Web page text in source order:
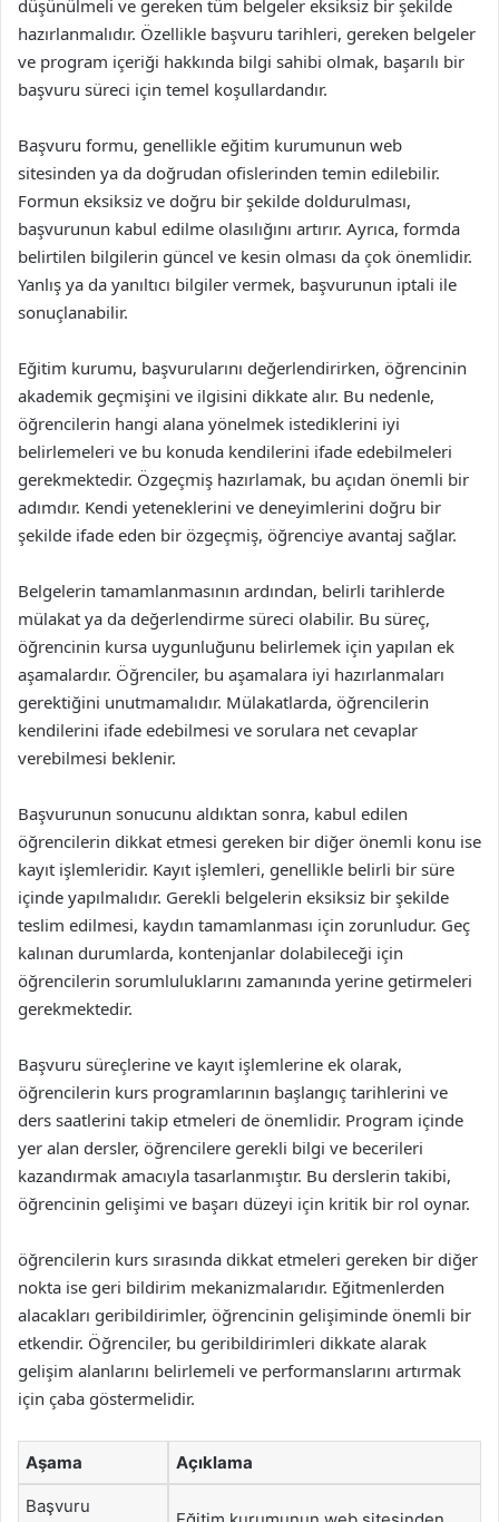
düşünülmeli ve gereken tüm belgeler eksiksiz bir şekilde
hazırlanmalıdır. Özellikle başvuru tarihleri, gereken belgeler
ve program içeriği hakkında bilgi sahibi olmak, başarılı bir
başvuru süreci için temel koşullardandır.
Başvuru formu, genellikle eğitim kurumunun web
sitesinden ya da doğrudan ofislerinden temin edilebilir.
Formun eksiksiz ve doğru bir şekilde doldurulması,
başvurunun kabul edilme olasılığını artırır. Ayrıca, formda
belirtilen bilgilerin güncel ve kesin olması da çok önemlidir.
Yanlış ya da yanıltıcı bilgiler vermek, başvurunun iptali ile
sonuçlanabilir.
Eğitim kurumu, başvurularını değerlendirirken, öğrencinin
akademik geçmişini ve ilgisini dikkate alır. Bu nedenle,
öğrencilerin hangi alana yönelmek istediklerini iyi
belirlemeleri ve bu konuda kendilerini ifade edebilmeleri
gerekmektedir. Özgeçmiş hazırlamak, bu açıdan önemli bir
adımdır. Kendi yeteneklerini ve deneyimlerini doğru bir
şekilde ifade eden bir özgeçmiş, öğrenciye avantaj sağlar.
Belgelerin tamamlanmasının ardından, belirli tarihlerde
mülakat ya da değerlendirme süreci olabilir. Bu süreç,
öğrencinin kursa uygunluğunu belirlemek için yapılan ek
aşamalardır. Öğrenciler, bu aşamalara iyi hazırlanmaları
gerektiğini unutmamalıdır. Mülakatlarda, öğrencilerin
kendilerini ifade edebilmesi ve sorulara net cevaplar
verebilmesi beklenir.
Başvurunun sonucunu aldıktan sonra, kabul edilen
öğrencilerin dikkat etmesi gereken bir diğer önemli konu ise
kayıt işlemleridir. Kayıt işlemleri, genellikle belirli bir süre
içinde yapılmalıdır. Gerekli belgelerin eksiksiz bir şekilde
teslim edilmesi, kaydın tamamlanması için zorunludur. Geç
kalınan durumlarda, kontenjanlar dolabileceği için
öğrencilerin sorumluluklarını zamanında yerine getirmeleri
gerekmektedir.
Başvuru süreçlerine ve kayıt işlemlerine ek olarak,
öğrencilerin kurs programlarının başlangıç tarihlerini ve
ders saatlerini takip etmeleri de önemlidir. Program içinde
yer alan dersler, öğrencilere gerekli bilgi ve becerileri
kazandırmak amacıyla tasarlanmıştır. Bu derslerin takibi,
öğrencinin gelişimi ve başarı düzeyi için kritik bir rol oynar.
öğrencilerin kurs sırasında dikkat etmeleri gereken bir diğer
nokta ise geri bildirim mekanizmalarıdır. Eğitmenlerden
alacakları geribildirimler, öğrencinin gelişiminde önemli bir
etkendir. Öğrenciler, bu geribildirimleri dikkate alarak
gelişim alanlarını belirlemeli ve performanslarını artırmak
için çaba göstermelidir.
Aşama Açıklama
Başvuru